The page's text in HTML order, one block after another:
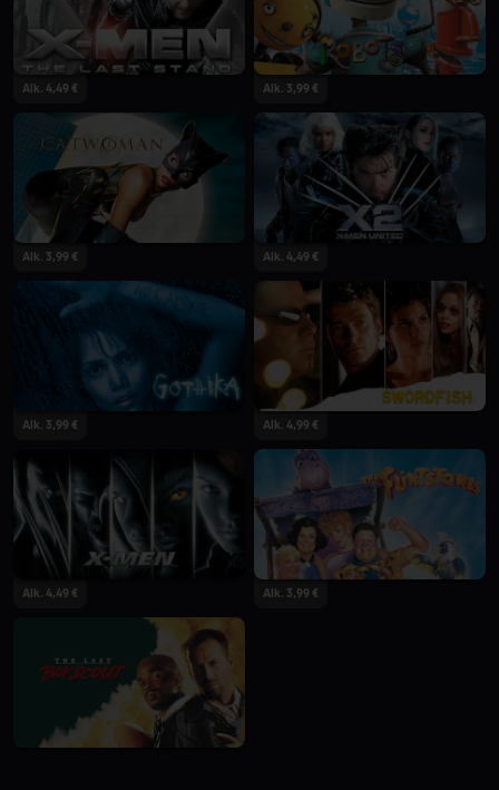
Alk. 4,49 € Alk. 3,99 €
Alk. 3,99 € Alk. 4,49 €
Alk. 3,99 € Alk. 4,99 €
Alk. 4,49 € Alk. 3,99 €